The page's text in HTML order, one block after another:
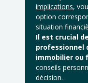
implications,
option
situation
Il est crucial
professionnel
immobilier ou
conseils
décision.